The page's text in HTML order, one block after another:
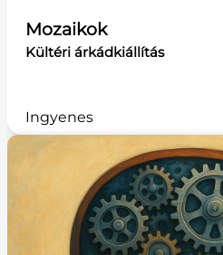
Mozaikok
Kültéri árkádkiállítás
Ingyenes